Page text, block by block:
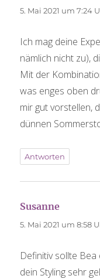
5. Mai 2021 um 7:24
Ich mag deine
nämlich nicht zu),
Mit der
was enges oben
mir gut vorstellen,
dünnen
Antworten
Susanne
5. Mai 2021 um 8:58
Definitiv sollte Bea
dein Styling sehr